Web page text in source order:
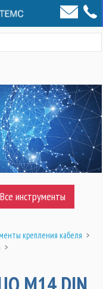
инструменты
крепления кабеля >
>